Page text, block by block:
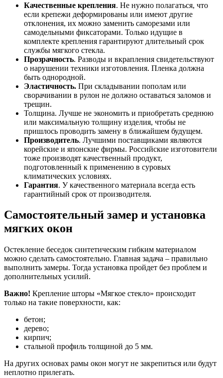
Качественные крепления. Не нужно полагаться, что
если крепежи деформированы или имеют другие
отклонения, их можно заменить саморезами или
самодельными фиксаторами. Только идущие в
комплекте крепления гарантируют длительный срок
службы мягкого стекла.
Прозрачность. Разводы и вкрапления свидетельствуют
о нарушении техники изготовления. Пленка должна
быть однородной.
Эластичность. При складывании пополам или
сворачивании в рулон не должно оставаться заломов и
трещин.
Толщина. Лучше не экономить и приобретать среднюю
или максимальную толщину изделия, чтобы не
пришлось проводить замену в ближайшем будущем.
Производитель. Лучшими поставщиками являются
корейские и японские фирмы. Российские изготовители
тоже производят качественный продукт,
подготовленный к применению в суровых
климатических условиях.
Гарантия. У качественного материала всегда есть
гарантийный срок от производителя.
Самостоятельный замер и установка
мягких окон
Остекление беседок синтетическим гибким материалом
можно сделать самостоятельно. Главная задача – правильно
выполнить замеры. Тогда установка пройдет без проблем и
дополнительных усилий.
Важно! Крепление шторы «Мягкое стекло» происходит
только на такие поверхности, как:
бетон;
дерево;
кирпич;
стальной профиль толщиной до 5 мм.
На других основах рамы окон могут не закрепиться или будут
неплотно прилегать.